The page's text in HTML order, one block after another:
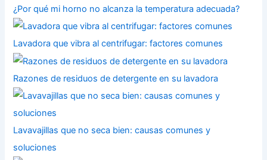
¿Por qué mi horno no alcanza la temperatura adecuada?
Lavadora que vibra al centrifugar: factores comunes
Razones de residuos de detergente en su lavadora
Lavavajillas que no seca bien: causas comunes y
soluciones